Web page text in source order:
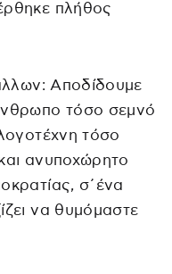
πλήθος
Αποδίδουμε
τόσο σεμνό
τόσο
ανυποχώρητο
σ΄ένα
να θυμόμαστε